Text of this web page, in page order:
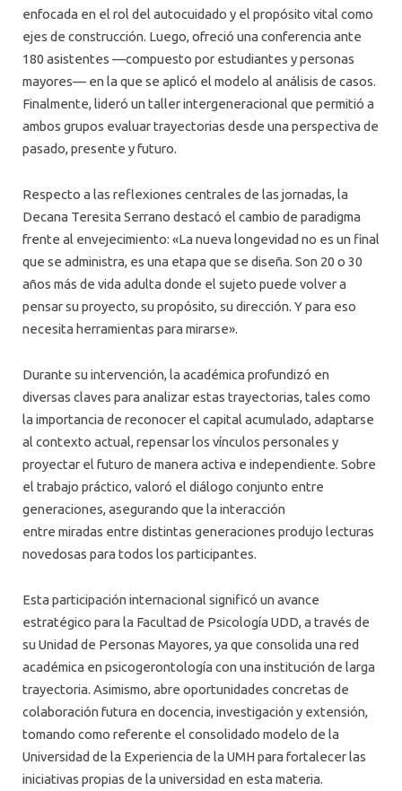
enfocada en el rol del autocuidado y el propósito vital como
ejes de construcción. Luego, ofreció una conferencia ante
180 asistentes —compuesto por estudiantes y personas
mayores— en la que se aplicó el modelo al análisis de casos.
Finalmente, lideró un taller intergeneracional que permitió a
ambos grupos evaluar trayectorias desde una perspectiva de
pasado, presente y futuro.
Respecto a las reflexiones centrales de las jornadas, la
Decana Teresita Serrano destacó el cambio de paradigma
frente al envejecimiento: «La nueva longevidad no es un final
que se administra, es una etapa que se diseña. Son 20 o 30
años más de vida adulta donde el sujeto puede volver a
pensar su proyecto, su propósito, su dirección. Y para eso
necesita herramientas para mirarse».
Durante su intervención, la académica profundizó en
diversas claves para analizar estas trayectorias, tales como
la importancia de reconocer el capital acumulado, adaptarse
al contexto actual, repensar los vínculos personales y
proyectar el futuro de manera activa e independiente. Sobre
el trabajo práctico, valoró el diálogo conjunto entre
generaciones, asegurando que la interacción
entre miradas entre distintas generaciones produjo lecturas
novedosas para todos los participantes.
Esta participación internacional significó un avance
estratégico para la Facultad de Psicología UDD, a través de
su Unidad de Personas Mayores, ya que consolida una red
académica en psicogerontología con una institución de larga
trayectoria. Asimismo, abre oportunidades concretas de
colaboración futura en docencia, investigación y extensión,
tomando como referente el consolidado modelo de la
Universidad de la Experiencia de la UMH para fortalecer las
iniciativas propias de la universidad en esta materia.